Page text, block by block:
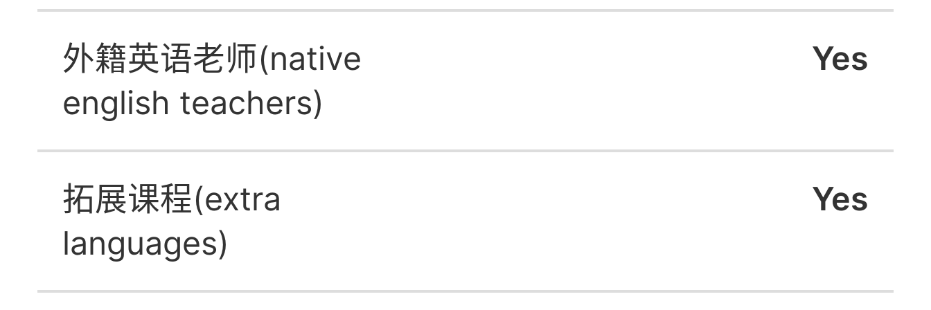
外籍英语老师(native
english teachers)
Yes
拓展课程(extra
languages)
Yes